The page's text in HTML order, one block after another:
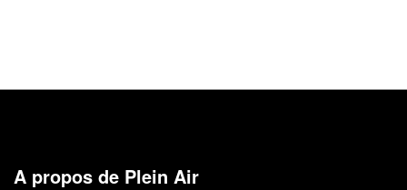
A propos de Plein Air